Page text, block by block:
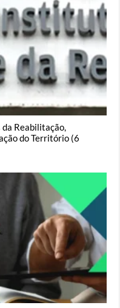
Reabilitação,
do Território (6